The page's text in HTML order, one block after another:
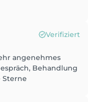
Verifiziert
angenehmes
Behandlung
Sterne